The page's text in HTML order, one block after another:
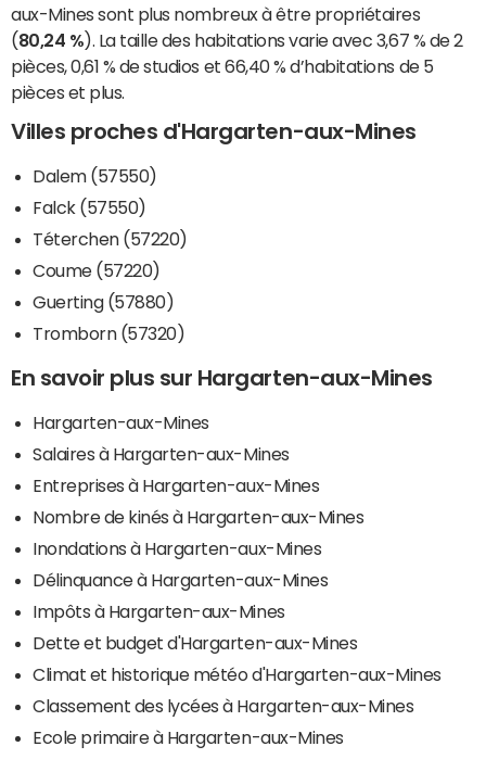
aux-Mines sont plus nombreux à être propriétaires
(80,24 %). La taille des habitations varie avec 3,67 % de 2
pièces, 0,61 % de studios et 66,40 % d’habitations de 5
pièces et plus.
Villes proches d'Hargarten-aux-Mines
Dalem (57550)
Falck (57550)
Téterchen (57220)
Coume (57220)
Guerting (57880)
Tromborn (57320)
En savoir plus sur Hargarten-aux-Mines
Hargarten-aux-Mines
Salaires à Hargarten-aux-Mines
Entreprises à Hargarten-aux-Mines
Nombre de kinés à Hargarten-aux-Mines
Inondations à Hargarten-aux-Mines
Délinquance à Hargarten-aux-Mines
Impôts à Hargarten-aux-Mines
Dette et budget d'Hargarten-aux-Mines
Climat et historique météo d'Hargarten-aux-Mines
Classement des lycées à Hargarten-aux-Mines
Ecole primaire à Hargarten-aux-Mines